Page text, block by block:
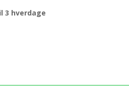
3 hverdage